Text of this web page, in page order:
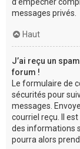
messages privés.
Haut
J’ai reçu un
forum !
Le formulaire de
sécurités pour
messages.
courriel reçu. Il
des informations
pourra alors